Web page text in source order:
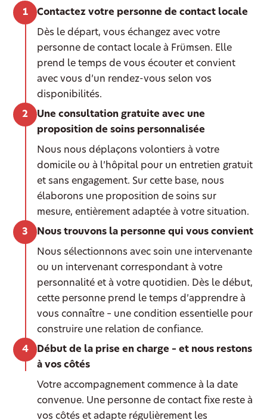
Contactez votre personne de contact locale
Dès le départ, vous échangez avec votre
personne de contact locale à Frümsen. Elle
prend le temps de vous écouter et convient
avec vous d’un rendez-vous selon vos
disponibilités.
Une consultation gratuite avec une
proposition de soins personnalisée
Nous nous déplaçons volontiers à votre
domicile ou à l’hôpital pour un entretien gratuit
et sans engagement. Sur cette base, nous
élaborons une proposition de soins sur
mesure, entièrement adaptée à votre situation.
Nous trouvons la personne qui vous convient
Nous sélectionnons avec soin une intervenante
ou un intervenant correspondant à votre
personnalité et à votre quotidien. Dès le début,
cette personne prend le temps d’apprendre à
vous connaître – une condition essentielle pour
construire une relation de confiance.
Début de la prise en charge – et nous restons
à vos côtés
Votre accompagnement commence à la date
convenue. Une personne de contact fixe reste à
vos côtés et adapte régulièrement les